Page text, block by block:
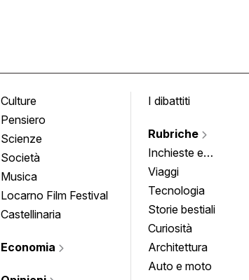
Culture
Pensiero
Scienze
Società
Musica
Locarno Film Festival
Castellinaria
Economia
I dibattiti
Rubriche
Inchieste e
approfondimenti
Viaggi
Tecnologia
Storie bestiali
Curiosità
Architettura
Auto e moto